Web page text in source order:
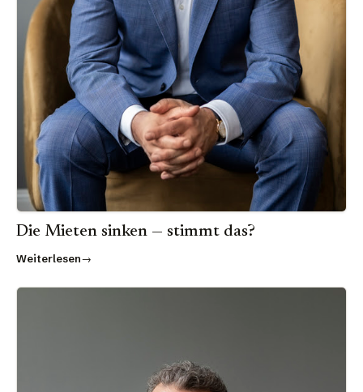
Die Mieten sinken — stimmt das?
Weiterlesen